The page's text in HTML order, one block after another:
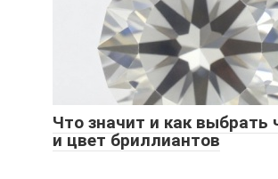
Что значит и как выбрать
и цвет бриллиантов